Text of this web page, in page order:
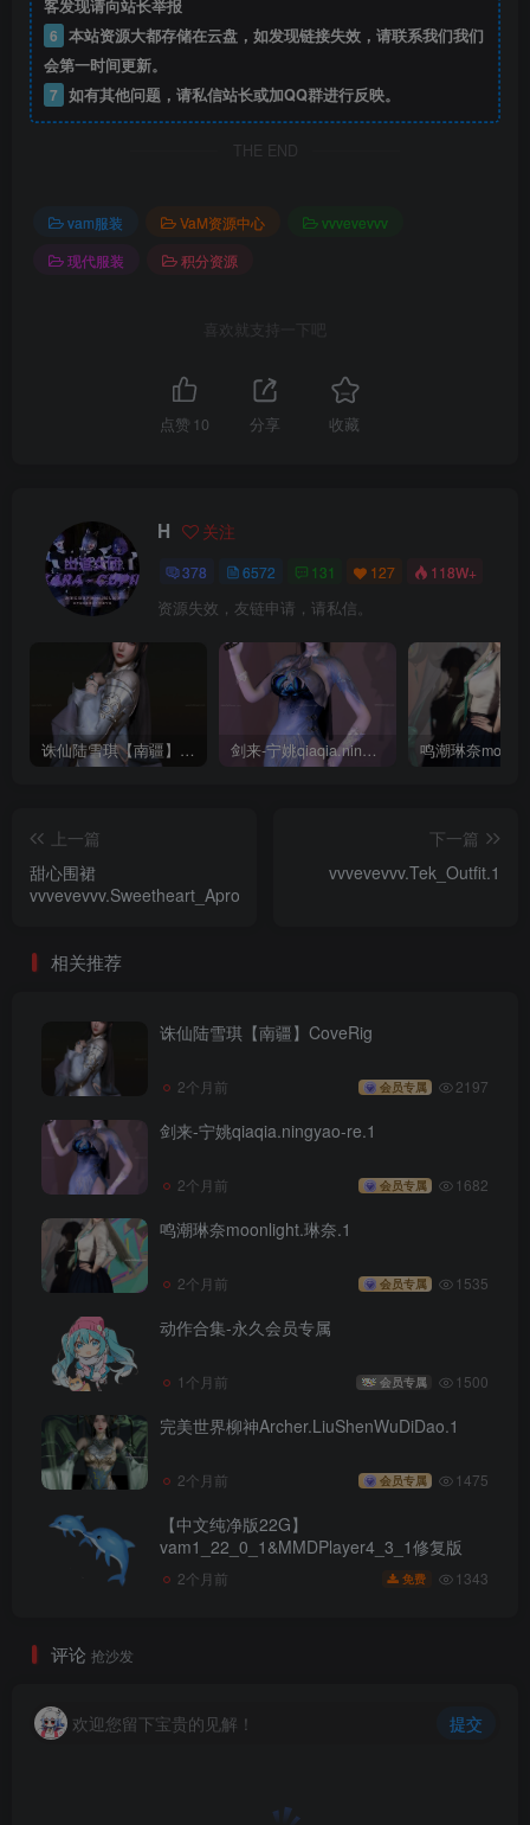
客发现请向站长举报
6 本站资源大都存储在云盘，如发现链接失效，请联系我们我们
会第一时间更新。
7 如有其他问题，请私信站长或加QQ群进行反映。
THE END
vam服装 VaM资源中心
vvvevevvv
现代服装
积分资源
喜欢就支持一下吧
点赞 10 分享 收藏
H 关注
378 6572 131 127 118W+
资源失效，友链申请，请私信。
诛仙陆雪琪【南疆】CoveRig 剑来-宁姚qiaqia.ningyao-re.1
上一篇
甜心围裙
vvvevevvv.Sweetheart_Apron.1
下一篇
vvvevevvv.Tek_Outfit.1
相关推荐
诛仙陆雪琪【南疆】CoveRig
2个月前 会员专属 2197
剑来-宁姚qiaqia.ningyao-re.1
2个月前 会员专属 1682
鸣潮琳奈moonlight.琳奈.1
2个月前 会员专属 1535
动作合集-永久会员专属
1个月前 会员专属 1500
完美世界柳神Archer.LiuShenWuDiDao.1
2个月前 会员专属 1475
【中文纯净版22G】
vam1_22_0_1&MMDPlayer4_3_1修复版
2个月前 免费 1343
评论 抢沙发
欢迎您留下宝贵的见解！ 提交